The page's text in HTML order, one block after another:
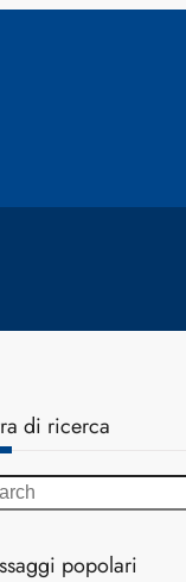
di ricerca
popolari